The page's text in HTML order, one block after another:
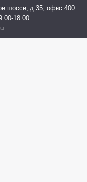
шоссе, д.35, офис 400
18:00